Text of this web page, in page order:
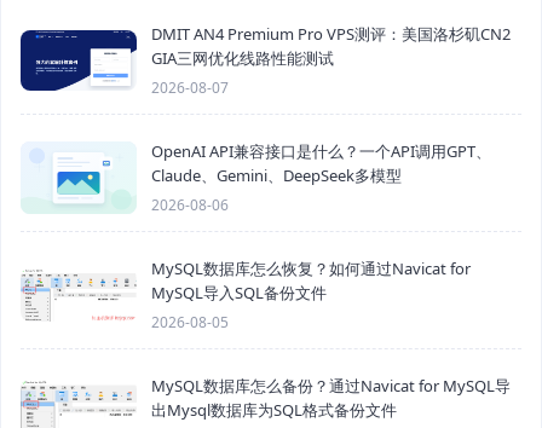
DMIT AN4 Premium Pro VPS测评：美国洛杉矶CN2
GIA三网优化线路性能测试
2026-08-07
OpenAI API兼容接口是什么？一个API调用GPT、
Claude、Gemini、DeepSeek多模型
2026-08-06
MySQL数据库怎么恢复？如何通过Navicat for
MySQL导入SQL备份文件
2026-08-05
MySQL数据库怎么备份？通过Navicat for MySQL导
出Mysql数据库为SQL格式备份文件